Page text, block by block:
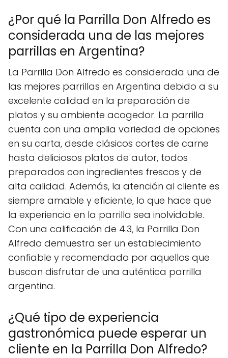
¿Por qué la Parrilla Don Alfredo es
considerada una de las mejores
parrillas en Argentina?
La Parrilla Don Alfredo es considerada una de
las mejores parrillas en Argentina debido a su
excelente calidad en la preparación de
platos y su ambiente acogedor. La parrilla
cuenta con una amplia variedad de opciones
en su carta, desde clásicos cortes de carne
hasta deliciosos platos de autor, todos
preparados con ingredientes frescos y de
alta calidad. Además, la atención al cliente es
siempre amable y eficiente, lo que hace que
la experiencia en la parrilla sea inolvidable.
Con una calificación de 4.3, la Parrilla Don
Alfredo demuestra ser un establecimiento
confiable y recomendado por aquellos que
buscan disfrutar de una auténtica parrilla
argentina.
¿Qué tipo de experiencia
gastronómica puede esperar un
cliente en la Parrilla Don Alfredo?